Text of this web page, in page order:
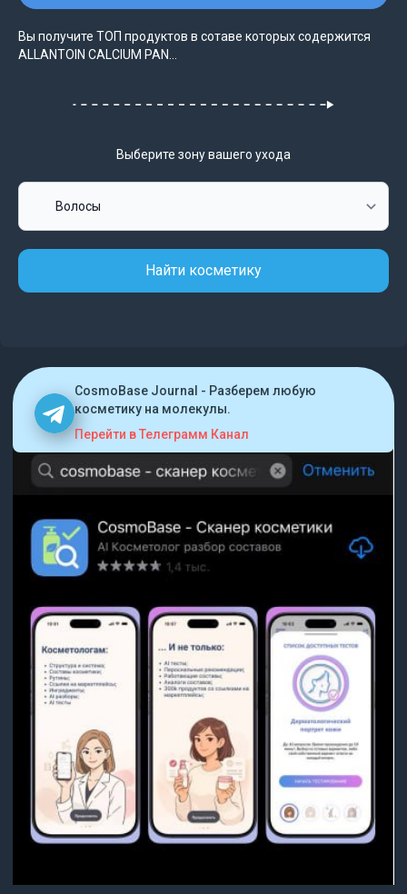
Вы получите ТОП продуктов в сотаве которых содержится
ALLANTOIN CALCIUM PAN...
Выберите зону вашего ухода
Найти косметику
CosmoBase Journal - Разберем любую
косметику на молекулы.
Перейти в Телеграмм Канал